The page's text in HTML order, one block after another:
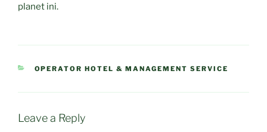
planet ini.
CATEGORIES
OPERATOR HOTEL & MANAGEMENT SERVICE
Leave a Reply